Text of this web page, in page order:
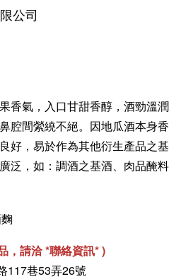
公司
香氣，入口甘甜香醇，酒勁溫潤
腔間縈繞不絕。因地瓜酒本身香
好，易於作為其他衍生產品之基
泛，如：調酒之基酒、肉品醃料
，請洽 *聯絡資訊* )
117巷53弄26號